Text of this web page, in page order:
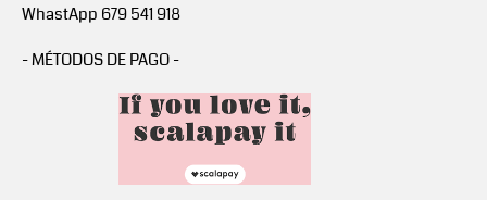
WhastApp 679 541 918
- MÉTODOS DE PAGO -